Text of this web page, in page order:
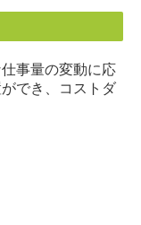
事量の変動に応
でき、コストダ